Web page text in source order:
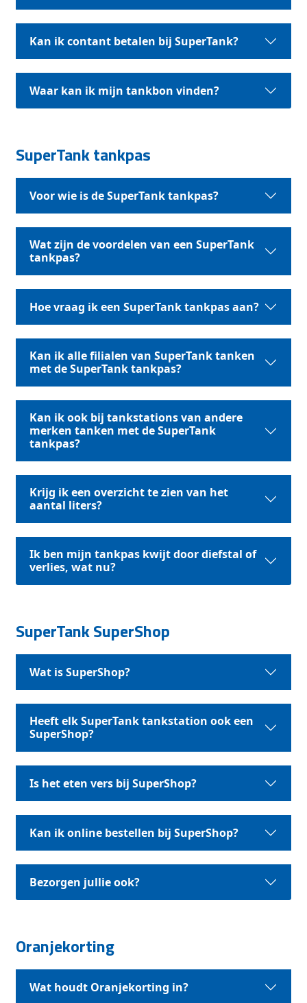
Kan ik contant betalen bij SuperTank?
Waar kan ik mijn tankbon vinden?
SuperTank tankpas
Voor wie is de SuperTank tankpas?
Wat zijn de voordelen van een SuperTank
tankpas?
Hoe vraag ik een SuperTank tankpas aan?
Kan ik alle filialen van SuperTank tanken
met de SuperTank tankpas?
Kan ik ook bij tankstations van andere
merken tanken met de SuperTank
tankpas?
Krijg ik een overzicht te zien van het
aantal liters?
Ik ben mijn tankpas kwijt door diefstal of
verlies, wat nu?
SuperTank SuperShop
Wat is SuperShop?
Heeft elk SuperTank tankstation ook een
SuperShop?
Is het eten vers bij SuperShop?
Kan ik online bestellen bij SuperShop?
Bezorgen jullie ook?
Oranjekorting
Wat houdt Oranjekorting in?